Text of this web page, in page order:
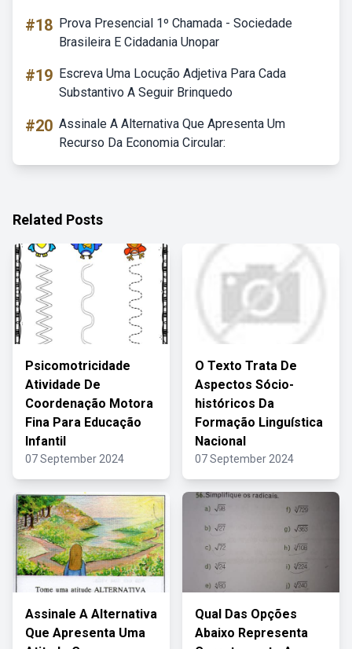
#18 Prova Presencial 1º Chamada - Sociedade
Brasileira E Cidadania Unopar
#19 Escreva Uma Locução Adjetiva Para Cada
Substantivo A Seguir Brinquedo
#20 Assinale A Alternativa Que Apresenta Um
Recurso Da Economia Circular:
Related Posts
Psicomotricidade
Atividade De
Coordenação Motora
Fina Para Educação
Infantil
07 September 2024
O Texto Trata De
Aspectos Sócio-
históricos Da
Formação Linguística
Nacional
07 September 2024
Assinale A Alternativa
Que Apresenta Uma
Qual Das Opções
Abaixo Representa